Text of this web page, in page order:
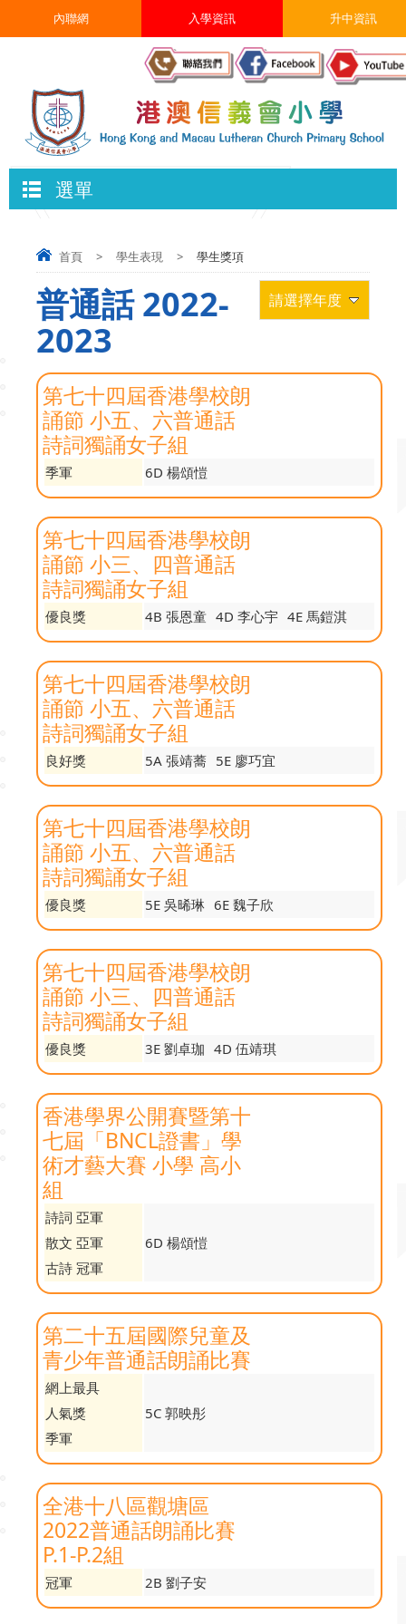
升中資訊
入學資訊
內聯網
選單
首頁 > 學生表現 > 學生獎項
請選擇年度
普通話 2022-
2023
第七十四屆香港學校朗
誦節 小五、六普通話
詩詞獨誦女子組
季軍 6D 楊頌愷
第七十四屆香港學校朗
誦節 小三、四普通話
詩詞獨誦女子組
優良獎 4B 張恩童 4D 李心宇 4E 馬鎧淇
第七十四屆香港學校朗
誦節 小五、六普通話
詩詞獨誦女子組
良好獎 5A 張靖蕎 5E 廖巧宜
第七十四屆香港學校朗
誦節 小五、六普通話
詩詞獨誦女子組
優良獎 5E 吳晞琳 6E 魏子欣
第七十四屆香港學校朗
誦節 小三、四普通話
詩詞獨誦女子組
優良獎 3E 劉卓珈 4D 伍靖琪
香港學界公開賽暨第十
七屆「BNCL證書」學
術才藝大賽 小學 高小
組
詩詞 亞軍
散文 亞軍
古詩 冠軍
6D 楊頌愷
第二十五屆國際兒童及
青少年普通話朗誦比賽
網上最具
人氣獎
季軍
5C 郭映彤
全港十八區觀塘區
2022普通話朗誦比賽
P.1-P.2組
冠軍 2B 劉子安